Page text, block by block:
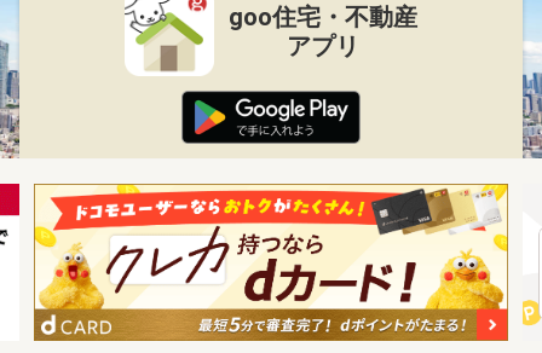
goo住宅・不動産
アプリ